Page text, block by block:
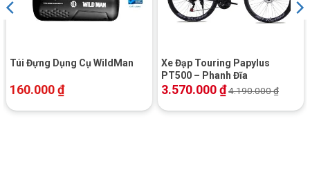
Túi Đựng Dụng Cụ WildMan
160.000₫
Xe Đạp Touring Papylus
PT500 – Phanh Đĩa
3.570.000₫4.190.000₫